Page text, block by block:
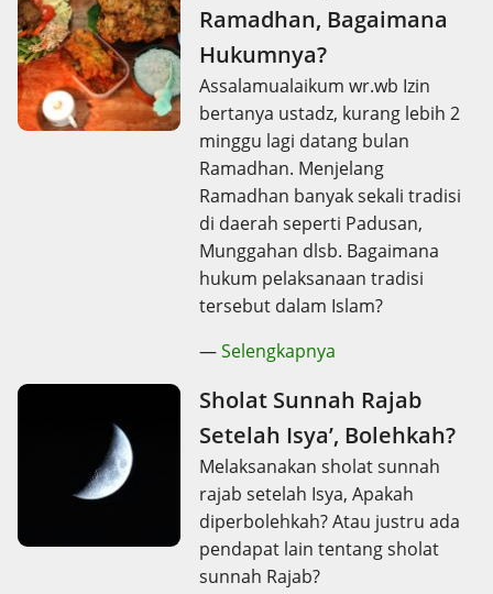
Ramadhan, Bagaimana
Hukumnya?
Assalamualaikum wr.wb Izin
bertanya ustadz, kurang lebih 2
minggu lagi datang bulan
Ramadhan. Menjelang
Ramadhan banyak sekali tradisi
di daerah seperti Padusan,
Munggahan dlsb. Bagaimana
hukum pelaksanaan tradisi
tersebut dalam Islam?
—Selengkapnya
Sholat Sunnah Rajab
Setelah Isya’, Bolehkah?
Melaksanakan sholat sunnah
rajab setelah Isya, Apakah
diperbolehkah? Atau justru ada
pendapat lain tentang sholat
sunnah Rajab?